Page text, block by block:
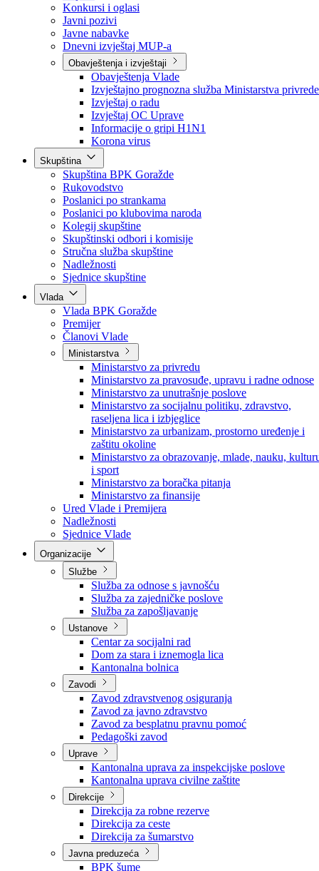
Sve vijesti
Izdvojeno
Najave
Konkursi i oglasi
Javni pozivi
Javne nabavke
Dnevni izvještaj MUP-a
Obavještenja i izvještaji
Obavještenja Vlade
Izvještajno prognozna služba Ministarstva privrede
Izvještaj o radu
Izvještaj OC Uprave
Informacije o gripi H1N1
Korona virus
Skupština
Skupština BPK Goražde
Rukovodstvo
Poslanici po strankama
Poslanici po klubovima naroda
Kolegij skupštine
Skupštinski odbori i komisije
Stručna služba skupštine
Nadležnosti
Sjednice skupštine
Vlada
Vlada BPK Goražde
Premijer
Članovi Vlade
Ministarstva
Ministarstvo za privredu
Ministarstvo za pravosuđe, upravu i radne odnose
Ministarstvo za unutrašnje poslove
Ministarstvo za socijalnu politiku, zdravstvo,
raseljena lica i izbjeglice
Ministarstvo za urbanizam, prostorno uređenje i
zaštitu okoline
Ministarstvo za obrazovanje, mlade, nauku,
i sport
Ministarstvo za boračka pitanja
Ministarstvo za finansije
Ured Vlade i Premijera
Nadležnosti
Sjednice Vlade
Službe
Služba za odnose s javnošću
Služba za zajedničke poslove
Služba za zapošljavanje
Ustanove
Centar za socijalni rad
Dom za stara i iznemogla lica
Kantonalna bolnica
Zavodi
Zavod zdravstvenog osiguranja
Zavod za javno zdravstvo
Zavod za besplatnu pravnu pomoć
Pedagoški zavod
Uprave
Kantonalna uprava za inspekcijske poslove
Kantonalna uprava civilne zaštite
Direkcije
Direkcija za robne rezerve
Direkcija za ceste